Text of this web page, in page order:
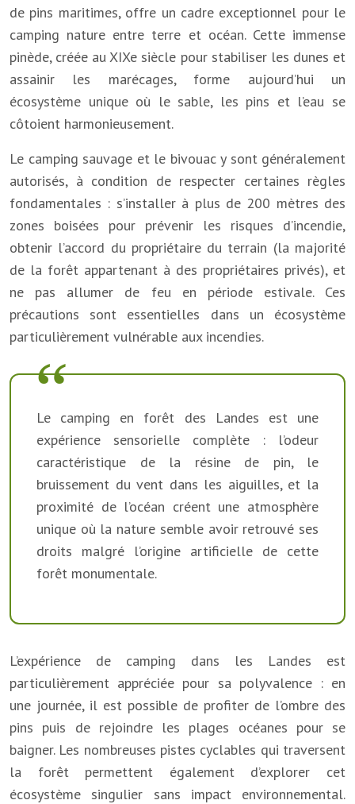
de pins maritimes, offre un cadre exceptionnel pour le
camping nature entre terre et océan. Cette immense
pinède, créée au XIXe siècle pour stabiliser les dunes et
assainir les marécages, forme aujourd’hui un
écosystème unique où le sable, les pins et l’eau se
côtoient harmonieusement.
Le camping sauvage et le bivouac y sont généralement
autorisés, à condition de respecter certaines règles
fondamentales : s’installer à plus de 200 mètres des
zones boisées pour prévenir les risques d’incendie,
obtenir l’accord du propriétaire du terrain (la majorité
de la forêt appartenant à des propriétaires privés), et
ne pas allumer de feu en période estivale. Ces
précautions sont essentielles dans un écosystème
particulièrement vulnérable aux incendies.
Le camping en forêt des Landes est une
expérience sensorielle complète : l’odeur
caractéristique de la résine de pin, le
bruissement du vent dans les aiguilles, et la
proximité de l’océan créent une atmosphère
unique où la nature semble avoir retrouvé ses
droits malgré l’origine artificielle de cette
forêt monumentale.
L’expérience de camping dans les Landes est
particulièrement appréciée pour sa polyvalence : en
une journée, il est possible de profiter de l’ombre des
pins puis de rejoindre les plages océanes pour se
baigner. Les nombreuses pistes cyclables qui traversent
la forêt permettent également d’explorer cet
écosystème singulier sans impact environnemental.